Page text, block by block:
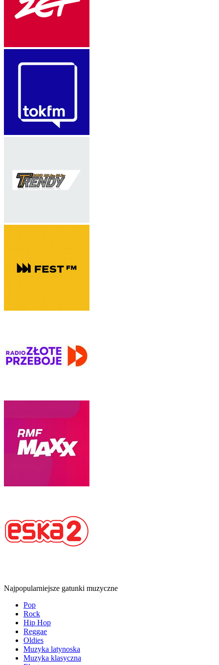
Najpopularniejsze gatunki muzyczne
Pop
Rock
Hip Hop
Reggae
Oldies
Muzyka latynoska
Muzyka klasyczna